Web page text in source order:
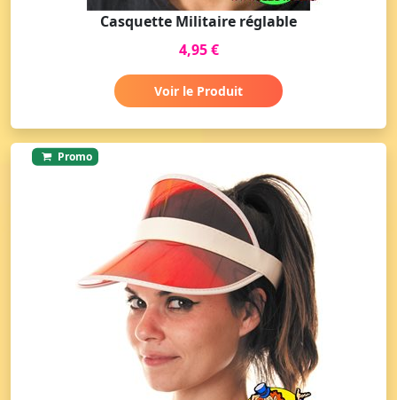
Casquette Militaire réglable
4,95 €
Voir le Produit
Promo